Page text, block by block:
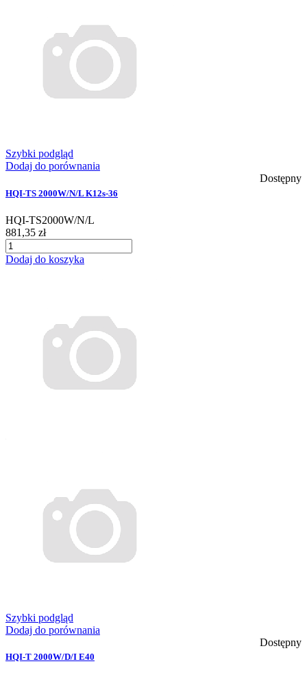
Szybki podgląd
Dodaj do porównania
Dostępny
HQI-TS 2000W/N/L K12s-36
HQI-TS2000W/N/L
881,35 zł
Dodaj do koszyka
Szybki podgląd
Dodaj do porównania
Dostępny
HQI-T 2000W/D/I E40